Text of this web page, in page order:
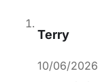
Terry
10/06/2026